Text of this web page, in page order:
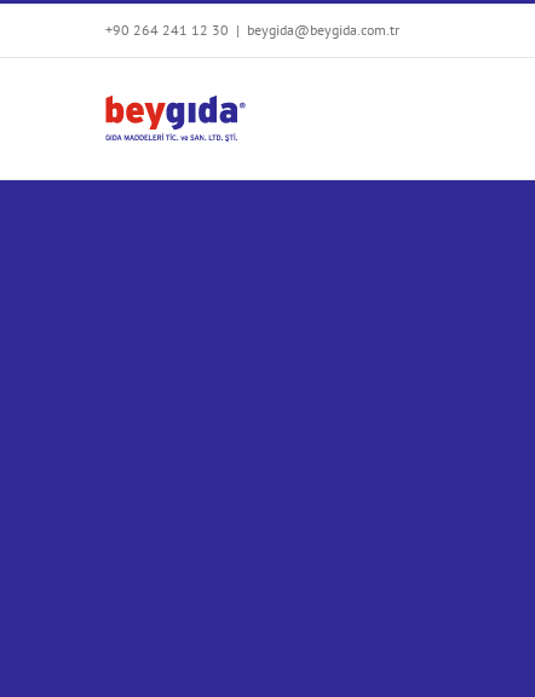
+90 264 241 12 30 | beygida@beygida.com.tr